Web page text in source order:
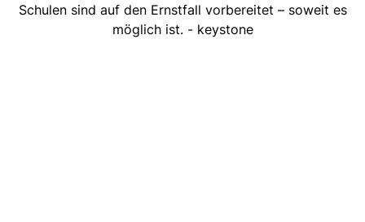
Schulen sind auf den Ernstfall vorbereitet – soweit es
möglich ist. - keystone